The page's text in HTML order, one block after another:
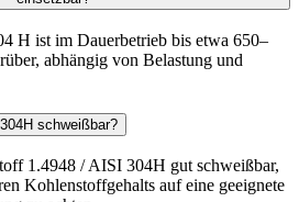
H ist im Dauerbetrieb bis etwa 650–
abhängig von Belastung und
schweißbar?
1.4948 / AISI 304H gut schweißbar,
Kohlenstoffgehalts auf eine geeignete